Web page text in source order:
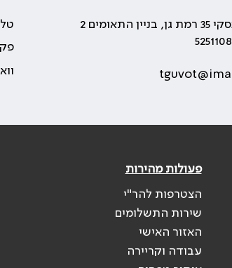
התאומים 2
טלפון:
פקס:
פעולות מהירות
הצטרפות להר"י
שירות התשלומים
האזור האישי
עבודה וקריירה